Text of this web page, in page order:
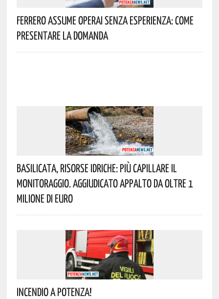
Ferrero Assume Operai Senza Esperienza: Come
Presentare La Domanda
Basilicata, Risorse Idriche: Più Capillare Il
Monitoraggio. Aggiudicato Appalto Da Oltre 1
Milione Di Euro
Incendio A Potenza!